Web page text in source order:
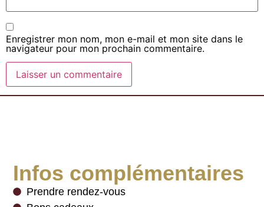
Enregistrer mon nom, mon e-mail et mon site dans le
navigateur pour mon prochain commentaire.
Infos complémentaires
Prendre rendez-vous